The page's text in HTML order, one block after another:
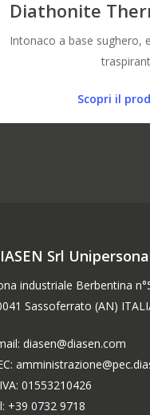
Diathonite
Intonaco a base sughero,
Scopri il
Srl
industriale Berbentina
Sassoferrato (AN)
diasen@diasen.com
01553210426
+39 0732 9718